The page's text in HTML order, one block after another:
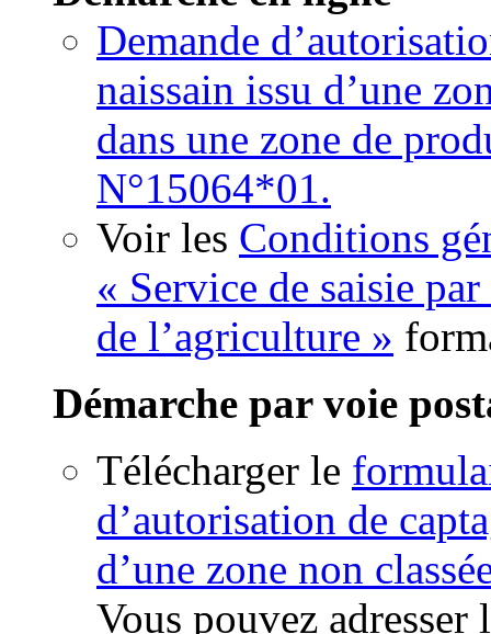
Demande
naissain issu d’une
dans une zone de
N°15064*01.
Voir les Conditions
« Service de saisie
de l’agriculture »
Démarche par voie
Télécharger le
d’autorisation de
d’une zone non
Vous pouvez adresser